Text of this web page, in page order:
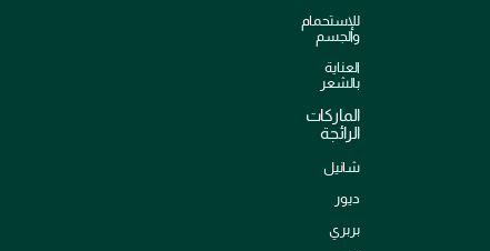
للإستحمام
والجسم
العناية
بالشعر
الماركات
الرائجة
شانيل
ديور
بربري